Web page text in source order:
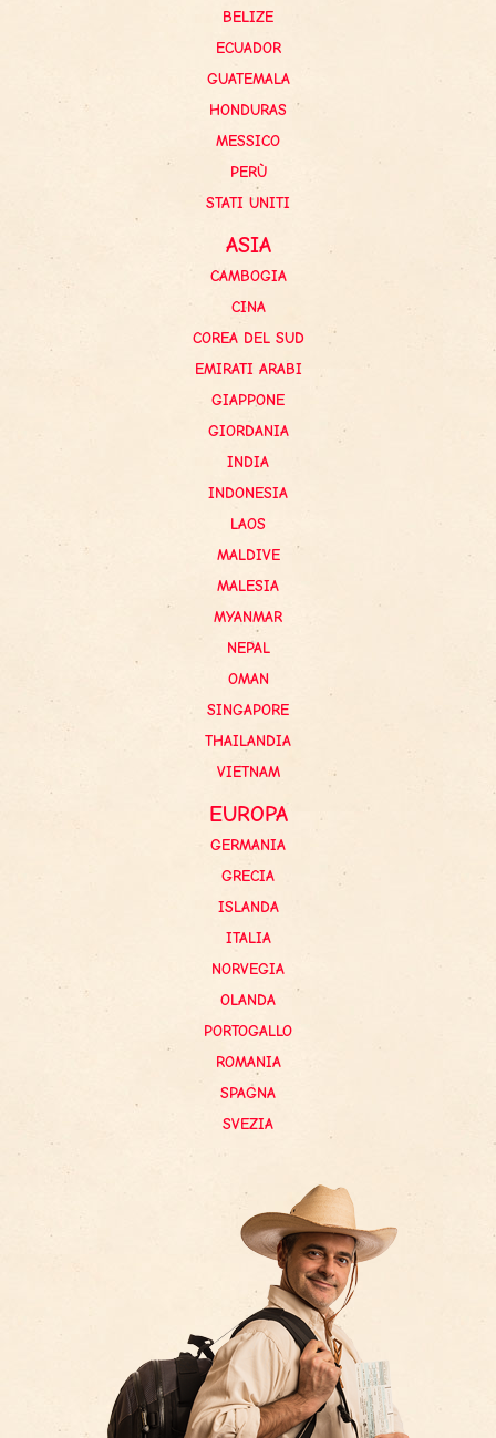
BELIZE
ECUADOR
GUATEMALA
HONDURAS
MESSICO
PERÙ
STATI UNITI
ASIA
CAMBOGIA
CINA
COREA DEL SUD
EMIRATI ARABI
GIAPPONE
GIORDANIA
INDIA
INDONESIA
LAOS
MALDIVE
MALESIA
MYANMAR
NEPAL
OMAN
SINGAPORE
THAILANDIA
VIETNAM
EUROPA
GERMANIA
GRECIA
ISLANDA
ITALIA
NORVEGIA
OLANDA
PORTOGALLO
ROMANIA
SPAGNA
SVEZIA